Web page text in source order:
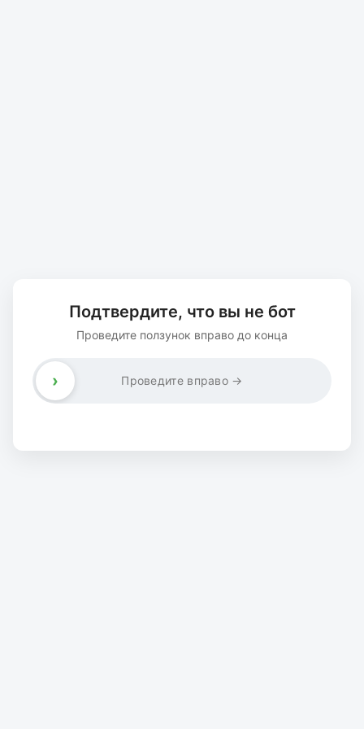
Подтвердите, что вы не бот
Проведите ползунок вправо до конца
Проведите вправо →
›